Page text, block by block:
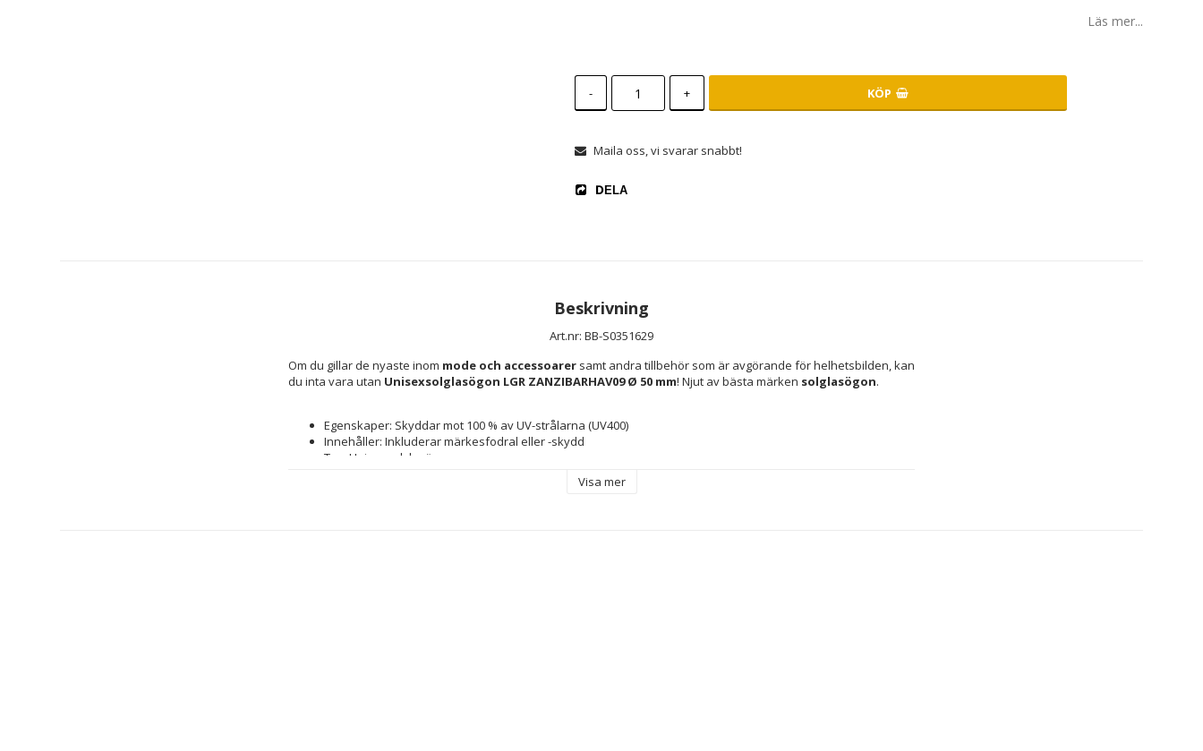
Läs mer...
- + KÖP
Maila oss, vi svarar snabbt!
DELA
Beskrivning
Art.nr: BB-S0351629
Om du gillar de nyaste inom mode och accessoarer samt andra tillbehör som är avgörande för helhetsbilden, kan
du inta vara utan Unisexsolglasögon LGR ZANZIBARHAV09 Ø 50 mm! Njut av bästa märken solglasögon.
Egenskaper: Skyddar mot 100 % av UV-strålarna (UV400)
Innehåller: Inkluderar märkesfodral eller -skydd
Typ: Unisexsolglasögon
Skydd: Skyddar mot 100 % av UV-strålarna (UV400)Visa mer